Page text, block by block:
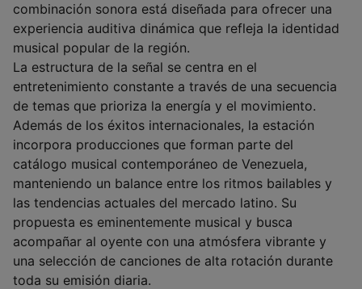
combinación sonora está diseñada para ofrecer una
experiencia auditiva dinámica que refleja la identidad
musical popular de la región.
La estructura de la señal se centra en el
entretenimiento constante a través de una secuencia
de temas que prioriza la energía y el movimiento.
Además de los éxitos internacionales, la estación
incorpora producciones que forman parte del
catálogo musical contemporáneo de Venezuela,
manteniendo un balance entre los ritmos bailables y
las tendencias actuales del mercado latino. Su
propuesta es eminentemente musical y busca
acompañar al oyente con una atmósfera vibrante y
una selección de canciones de alta rotación durante
toda su emisión diaria.